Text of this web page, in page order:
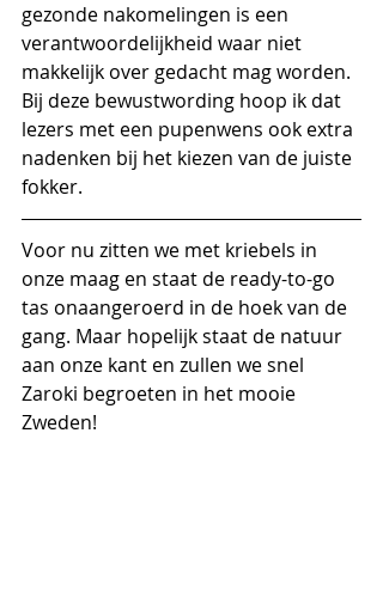
gezonde nakomelingen is een
verantwoordelijkheid waar niet
makkelijk over gedacht mag worden.
Bij deze bewustwording hoop ik dat
lezers met een pupenwens ook extra
nadenken bij het kiezen van de juiste
fokker.
Voor nu zitten we met kriebels in
onze maag en staat de ready-to-go
tas onaangeroerd in de hoek van de
gang. Maar hopelijk staat de natuur
aan onze kant en zullen we snel
Zaroki begroeten in het mooie
Zweden!